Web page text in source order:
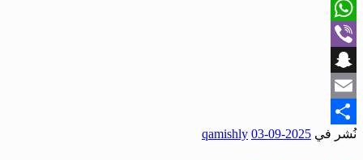
X
WhatsApp
Viber
Snapchat
Email
Share
نُشر في 2025-09-03
qamishly